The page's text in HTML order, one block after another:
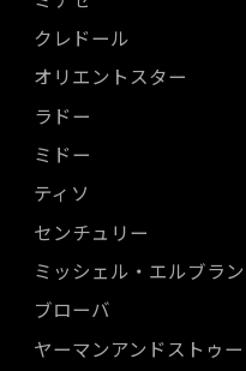
クレドール
オリエントスター
ラドー
ミドー
ティソ
センチュリー
ミッシェル・エルブラン
ブローバ
ヤーマンアンドストゥ